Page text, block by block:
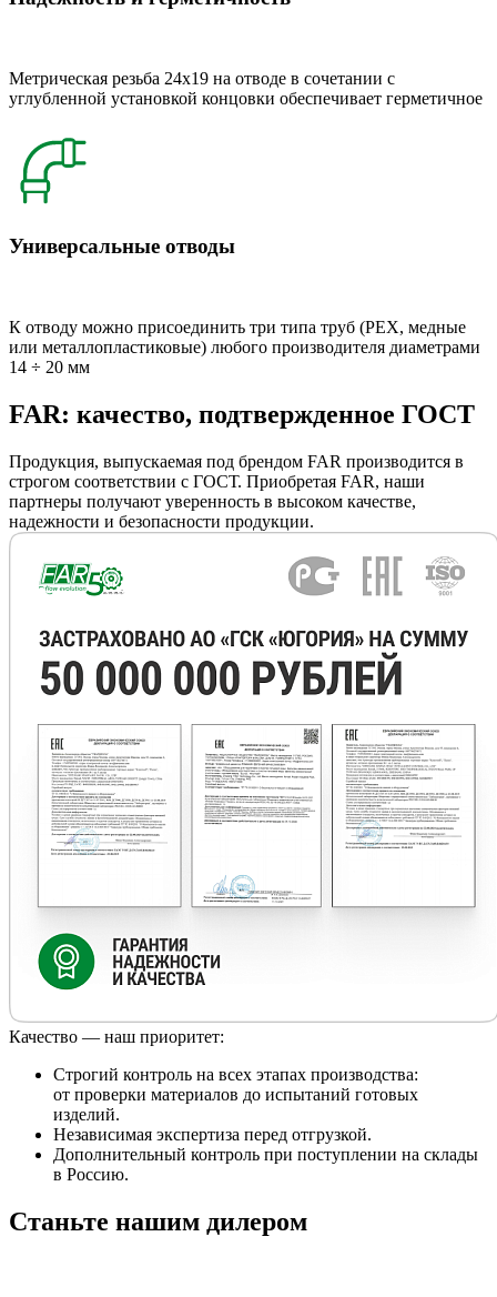
Метрическая резьба 24x19 на отводе в сочетании с
углубленной установкой концовки обеспечивает герметичное
Универсальные отводы
К отводу можно присоединить три типа труб (РЕХ, медные
или металлопластиковые) любого производителя диаметрами
14 ÷ 20 мм
FAR: качество, подтвержденное ГОСТ
Продукция, выпускаемая под брендом FAR производится в
строгом соответствии с ГОСТ. Приобретая FAR, наши
партнеры получают уверенность в высоком качестве,
надежности и безопасности продукции.
Качество — наш приоритет:
Строгий контроль на всех этапах производства:
от проверки материалов до испытаний готовых
изделий.
Независимая экспертиза перед отгрузкой.
Дополнительный контроль при поступлении на склады
в Россию.
Станьте нашим дилером